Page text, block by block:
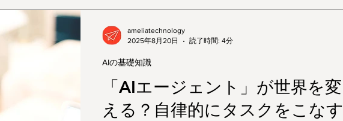
「AIエージェント」が世界を変
える？自律的にタスクをこなす
AIの基礎知識
ameliatechnology
2025年8月20日
読了時間: 4分